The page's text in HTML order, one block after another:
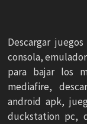
Descargar
consola,
para bajar los
mediafire,
android apk,
duckstation pc,